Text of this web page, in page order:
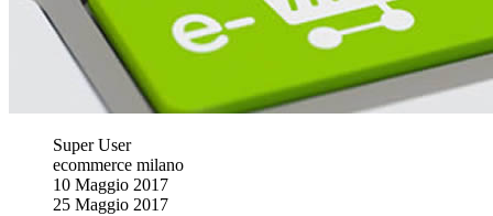
Super User
ecommerce milano
10 Maggio 2017
25 Maggio 2017